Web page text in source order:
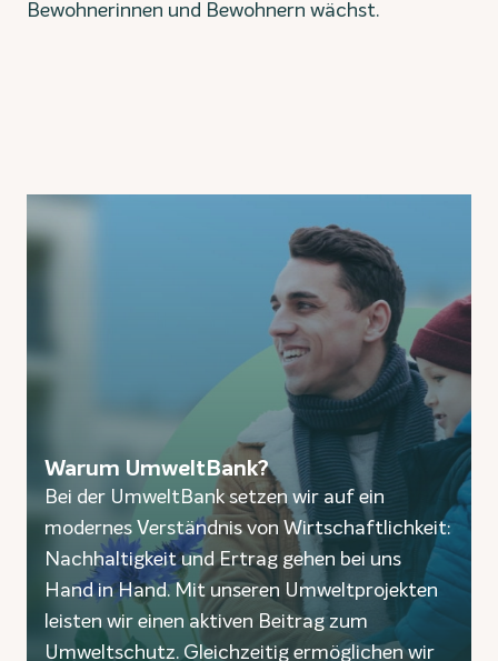
Bewohnerinnen und Bewohnern wächst.
Warum UmweltBank?
Bei der UmweltBank setzen wir auf ein
modernes Verständnis von Wirtschaftlichkeit:
Nachhaltigkeit und Ertrag gehen bei uns
Hand in Hand. Mit unseren Umweltprojekten
leisten wir einen aktiven Beitrag zum
Umweltschutz. Gleichzeitig ermöglichen wir